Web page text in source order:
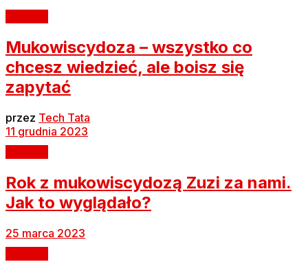
Mukowiscydoza – wszystko co
chcesz wiedzieć, ale boisz się
zapytać
przez Tech Tata
11 grudnia 2023
Rok z mukowiscydozą Zuzi za nami.
Jak to wyglądało?
25 marca 2023